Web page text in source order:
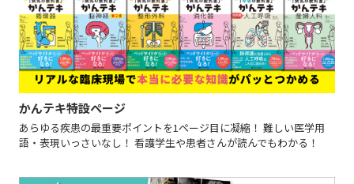
かんテキ特設ページ
あらゆる疾患の最重要ポイントを1ページ目に凝縮！ 難しい医学用
語・表現いっさいなし！ 看護学生や患者さんが読んでもわかる！